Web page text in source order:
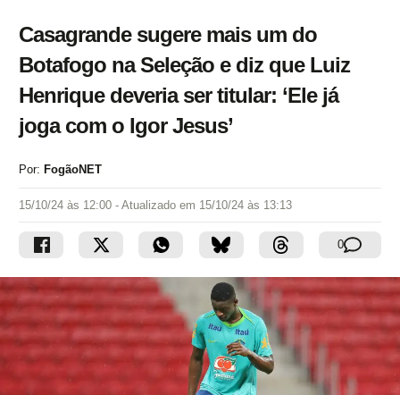
Casagrande sugere mais um do
Botafogo na Seleção e diz que Luiz
Henrique deveria ser titular: ‘Ele já
joga com o Igor Jesus’
Por: FogãoNET
15/10/24 às 12:00 - Atualizado em 15/10/24 às 13:13
0